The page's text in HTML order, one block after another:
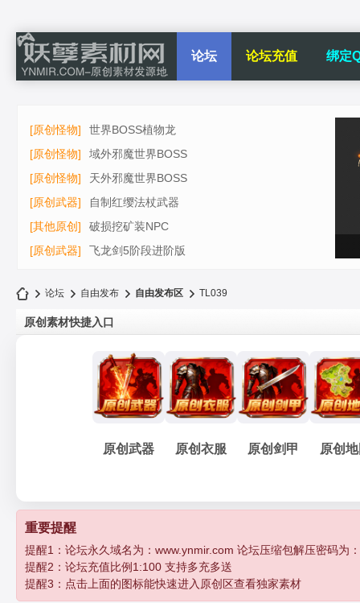
论坛 论坛充值 绑定
[原创怪物]
世界BOSS植物龙
[原创怪物]
域外邪魔世界BOSS
[原创怪物]
天外邪魔世界BOSS
[原创武器]
自制红缨法杖武器
[其他原创]
破损挖矿装NPC
[原创武器]
飞龙剑5阶段进阶版
孽
论坛 自由发布
›
自由发布区
›
TL039
原创素材快捷入口
原创武器 原创衣服 原创剑甲 原创
重要提醒
提醒1：论坛永久域名为：www.ynmir.com 论坛压缩包解压密码为
提醒2：论坛充值比例1:100 支持多充多送
提醒3：点击上面的图标能快速进入原创区查看独家素材